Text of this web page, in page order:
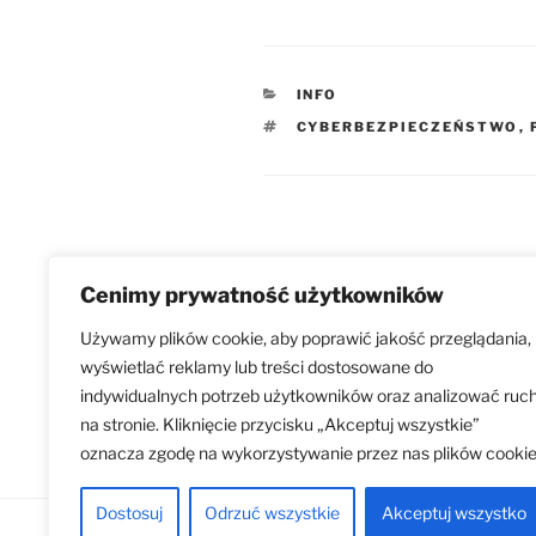
Cenimy prywatność użytkowników
Używamy plików cookie, aby poprawić jakość przeglądania,
wyświetlać reklamy lub treści dostosowane do
indywidualnych potrzeb użytkowników oraz analizować
na stronie. Kliknięcie przycisku „Akceptuj wszystkie”
oznacza zgodę na wykorzystywanie przez nas plików
Dostosuj Odrzuć wszystkie Akceptuj wszystko
KATEGORIE
INFO
TAGI
CYBERBEZPIECZEŃSTWO ,
wpisu
wpis
JEDNORAZOWY WYCIEK
API KOSZTOWAŁ 15 TYS.
DOLARÓW